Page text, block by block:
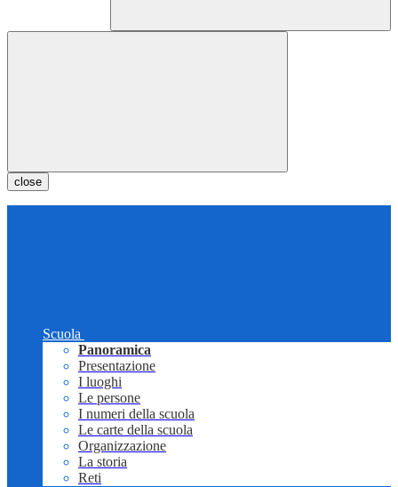
close
Scuola
Panoramica
Presentazione
I luoghi
Le persone
I numeri della scuola
Le carte della scuola
Organizzazione
La storia
Reti